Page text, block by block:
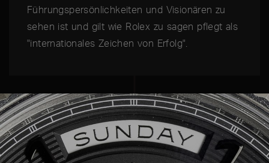
Führungspersönlichkeiten und Visionären zu
sehen ist und gilt wie Rolex zu sagen pflegt als
"internationales Zeichen von Erfolg".